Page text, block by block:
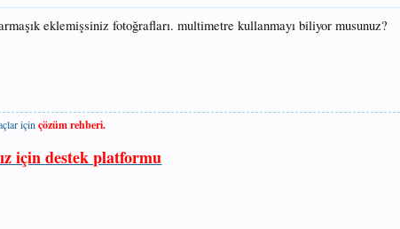
eklemişsiniz fotoğrafları. multimetre kullanmayı biliyor musunuz?
içinçözüm rehberi.
için destek platformu